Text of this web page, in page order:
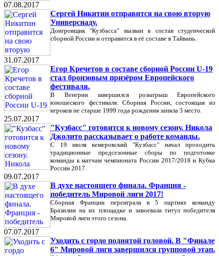
07.08.2017
Сергей Никитин отправится на свою вторую
Универсиаду.
Доигровщик "Кузбасса" вызван в состав студенческой
сборной России и отправится в её составе в Тайвань.
31.07.2017
Егор Кречетов в составе сборной России U-19
стал бронзовым призёром Европейского
фестиваля.
В Венгрии завершился розыгрыш Европейского
юношеского фестиваля. Сборная России, состоящая из
игроков не старше 1999 года рождения заняла 3 место.
25.07.2017
"Кузбасс" готовится к новому сезону. Никола
Джолито рассказывает о работе команды.
С 19 июля кемеровский "Кузбасс" начал проходить
традиционные предсезонные сборы по подготовке
команды к матчам чемпионата России 2017/2018 и Кубка
России 2017.
09.07.2017
В духе настоящего финала. Франция -
победитель Мировой лиги 2017!
Сборная Франции переиграла в 5 партиях команду
Бразилии на их площадке и завоевала титул победителя
Мировой лиги этого сезона.
07.07.2017
Уходить с гордо поднятой головой. В "Финале
6" Мировой лиги завершился групповой этап.